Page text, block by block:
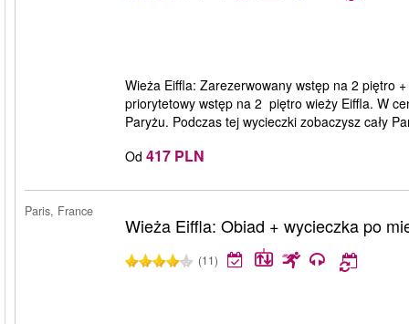
Wieża Eiffla: Zarezerwowany wstęp na 2 piętro
priorytetowy wstęp na 2 piętro wieży Eiffla. W
Paryżu. Podczas tej wycieczki zobaczysz cały
Od 417 PLN
Paris, France
Wieża Eiffla: Obiad + wycieczka po
(11)